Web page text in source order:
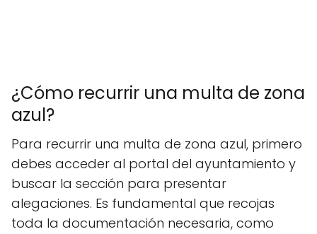
¿Cómo recurrir una multa de zona
azul?
Para recurrir una multa de zona azul, primero
debes acceder al portal del ayuntamiento y
buscar la sección para presentar
alegaciones. Es fundamental que recojas
toda la documentación necesaria, como